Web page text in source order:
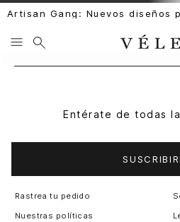
Artisan Gang: Nuevos diseños
Entérate de todas
Rastrea tu pedido
Nuestras políticas